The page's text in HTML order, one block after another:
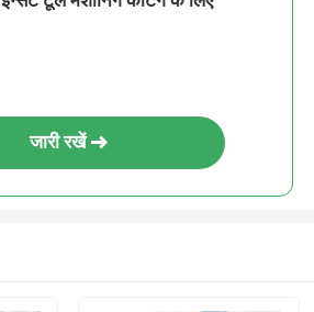
जारी रखें